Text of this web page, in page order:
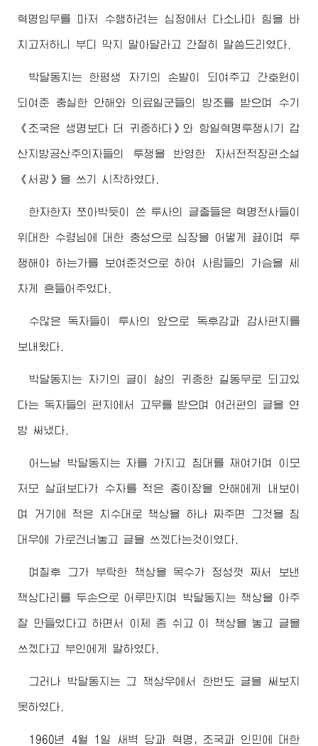
혁명임무를 마저 수행하려는 심정에서 다소나마 힘을 바
치고저하니 부디 막지 말아달라고 간절히 말씀드리였다.
박달동지는 한평생 자기의 손발이 되여주고 간호원이
되여준 충실한 안해와 의료일군들의 방조를 받으며 수기
《조국은 생명보다 더 귀중하다》와 항일혁명투쟁시기 갑
산지방공산주의자들의 투쟁을 반영한 자서전적장편소설
《서광》을 쓰기 시작하였다.
한자한자 쪼아박듯이 쓴 투사의 글줄들은 혁명전사들이
위대한 수령님 에 대한 충성으로 심장을 어떻게 끓이며 투
쟁해야 하는가를 보여준것으로 하여 사람들의 가슴을 세
차게 흔들어주었다.
수많은 독자들이 투사의 앞으로 독후감과 감사편지를
보내왔다.
박달동지는 자기의 글이 삶의 귀중한 길동무로 되고있
다는 독자들의 편지에서 고무를 받으며 여러편의 글을 연
방 써냈다.
어느날 박달동지는 자를 가지고 침대를 재여가며 이모
저모 살펴보다가 수자를 적은 종이장을 안해에게 내보이
며 거기에 적은 치수대로 책상을 하나 짜주면 그것을 침
대우에 가로건너놓고 글을 쓰겠다는것이였다.
며칠후 그가 부탁한 책상을 목수가 정성껏 짜서 보낸
책상다리를 두손으로 어루만지며 박달동지는 책상을 아주
잘 만들었다고 하면서 이제 좀 쉬고 이 책상을 놓고 글을
쓰겠다고 부인에게 말하였다.
그러나 박달동지는 그 책상우에서 한번도 글을 써보지
못하였다.
1960년 4월 1일 새벽 당과 혁명, 조국과 인민에 대한